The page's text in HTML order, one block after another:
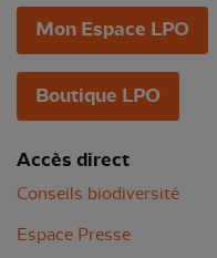
Mon Espace LPO
Boutique LPO
Accès direct
Conseils biodiversité
Espace Presse